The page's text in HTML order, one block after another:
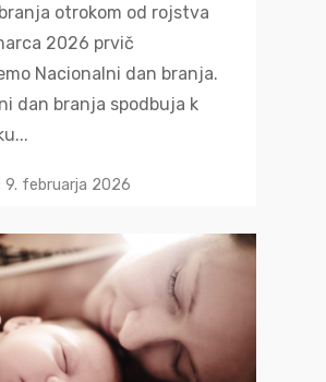
otrokom od rojstva
2026 prvič
Nacionalni dan branja.
dan branja spodbuja k
9. februarja 2026